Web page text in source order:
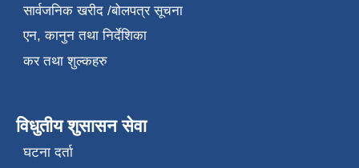
सार्वजनिक खरीद /बोलपत्र सूचना
एन, कानुन तथा निर्देशिका
कर तथा शुल्कहरु
विधुतीय शुसासन सेवा
घटना दर्ता